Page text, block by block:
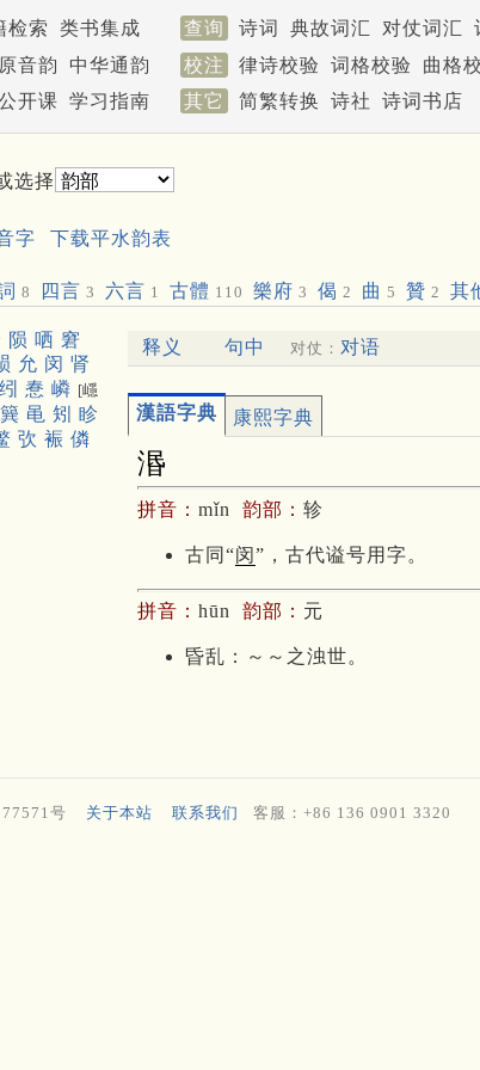
检索 类书集成 查询 诗词 典故词汇 对仗词汇
音韵 中华通韵 校注 律诗校验 词格校验 曲格
开课 学习指南 其它 简繁转换 诗社 诗词书店
择
字 下载平水韵表
8 四言 3 六言 1 古體 110 樂府 3 偈 2 曲 5 贊 2 其
陨 哂 窘
允 闵 肾
纼 惷 嶙 [嶾
簨 黾 矧
眕
弞 裖 僯
释义 句中 对仗： 对语
漢語字典 康熙字典
湣
拼音： mǐn 韵部： 轸
古同“闵”，古代谥号用字。
拼音： hūn 韵部： 元
昏乱：～～之浊世。
号 关于本站 联系我们 客服：+86 136 0901 3320